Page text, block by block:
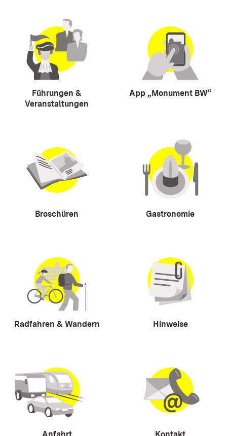
Führungen &
Veranstaltungen
App „Monument BW“
Broschüren Gastronomie
Radfahren & Wandern Hinweise